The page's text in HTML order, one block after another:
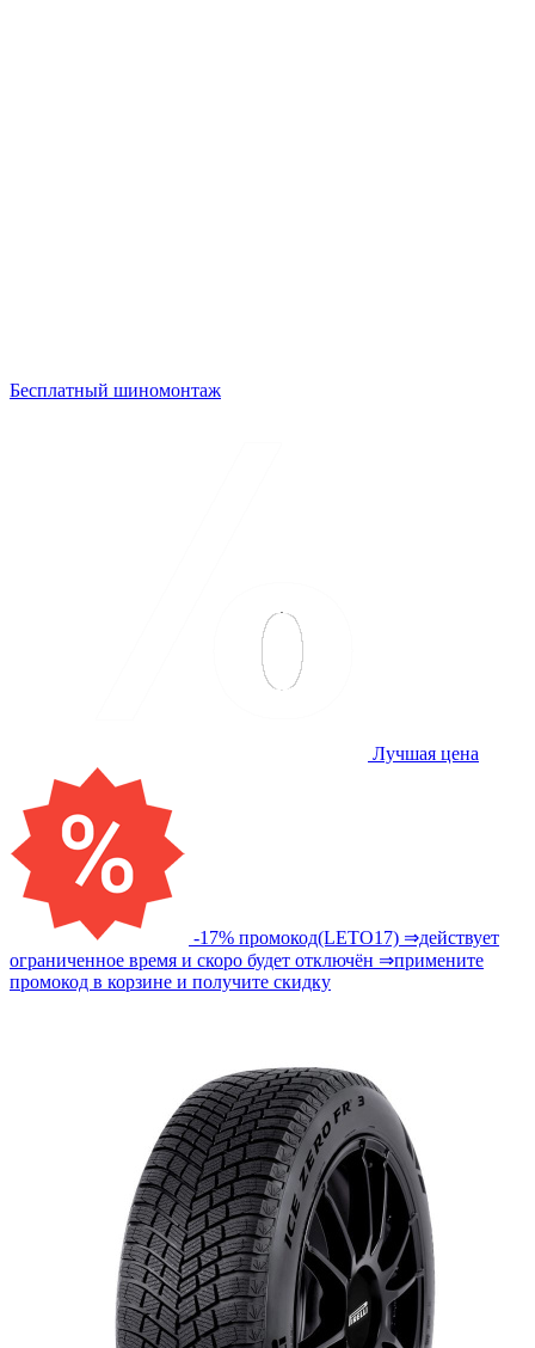
Бесплатный шиномонтаж
Лучшая цена
-17% промокод(LETO17) ⇒действует
ограниченное время и скоро будет отключён ⇒примените
промокод в корзине и получите скидку